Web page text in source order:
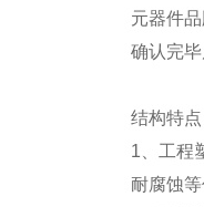
元器件
确认完
结构特点
1、工程
耐腐蚀